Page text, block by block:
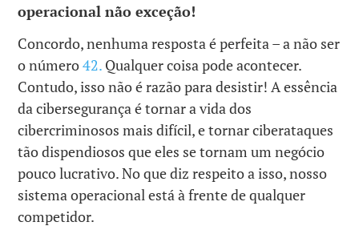
operacional não exceção!
Concordo, nenhuma resposta é perfeita – a não ser
o número42. Qualquer coisa pode acontecer.
Contudo, isso não é razão para desistir! A essência
da cibersegurança é tornar a vida dos
cibercriminosos mais difícil, e tornar ciberataques
tão dispendiosos que eles se tornam um negócio
pouco lucrativo. No que diz respeito a isso, nosso
sistema operacional está à frente de qualquer
competidor.